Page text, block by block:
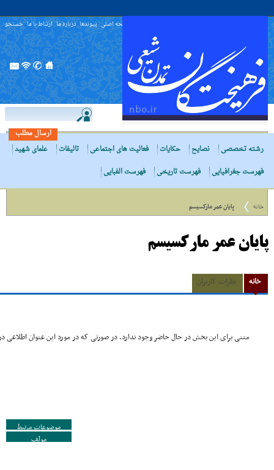
صفحه اصلی پیوندها درباره ما ارتباط با ما جستجو
ارسال مطلب
رشته تخصصی
نصایح حکایات فعالیت های اجتماعی تالیفات
علمای شهید
فهرست جغرافیایی
فهرست تاریخی فهرست الفبایی
خانه پایان عمر مارکسیسم
پایان عمر مارکسیسم
خانه نظرات کاربران
متنی برای این بخش در حال حاضر وجود ندارد. در صورتی که در مورد این عنوان اطلاعی
موضوعات مرتبط
مولف